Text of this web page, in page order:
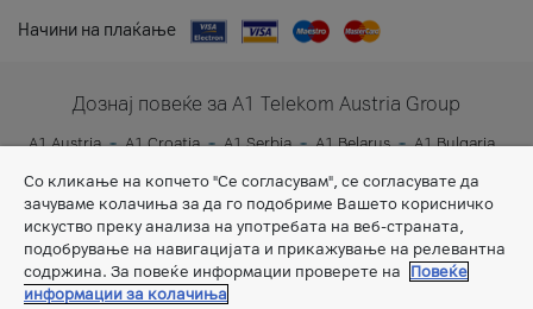
Начини на плаќање
Дознај повеќе за A1 Telekom Austria Group
A1 Austria A1 Croatia A1 Serbia A1 Belarus
A1 Bulgaria
A1 Slovenia
A1 Digital
Со кликање на копчето "Се согласувам", се согласувате да
зачуваме колачиња за да го подобриме Вашето корисничко
искуство преку анализа на употребата на веб-страната,
подобрување на навигацијата и прикажување на релевантна
содржина. За повеќе информации проверете на
Повеќе
информации за колачиња